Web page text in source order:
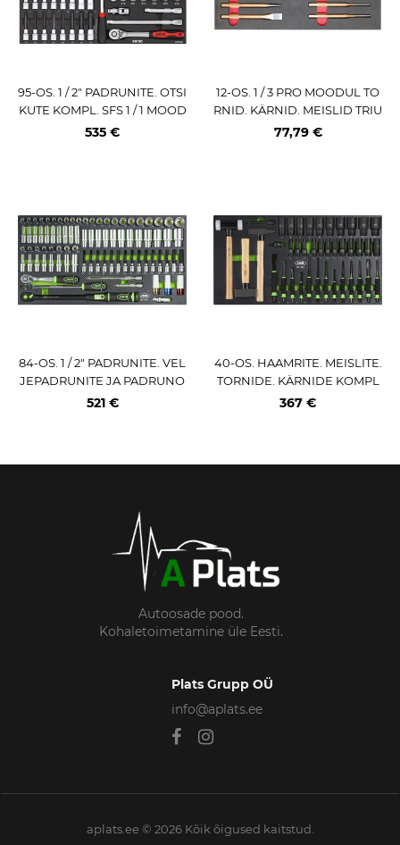
95-OS. 1 / 2" PADRUNITE. OTSI
KUTE KOMPL. SFS 1 / 1 MOOD
UL SONIC
535 €
12-OS. 1 / 3 PRO MOODUL TO
RNID. KÄRNID. MEISLID TRIU
MF
77,79 €
84-OS. 1 / 2" PADRUNITE. VEL
JEPADRUNITE JA PADRUNO
TSIKUTE KOMPLEKT PU-PAN
521 €
40-OS. HAAMRITE. MEISLITE.
TORNIDE. KÄRNIDE KOMPL
EKT PU-PANEELIS JBM
367 €
Autoosade pood.
Kohaletoimetamine üle Eesti.
Plats Grupp OÜ
info@aplats.ee
aplats.ee © 2026 Kõik õigused kaitstud.